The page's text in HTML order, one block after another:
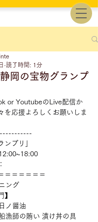
岡の宝物グランプ
読了時間: 1分
or YoutubeのLive配信か
を応援よろしくお願いしま
ンプリ」
＝＝＝＝＝＝
ング
】
ノ醤油
漁師の賄い 漬け丼の具